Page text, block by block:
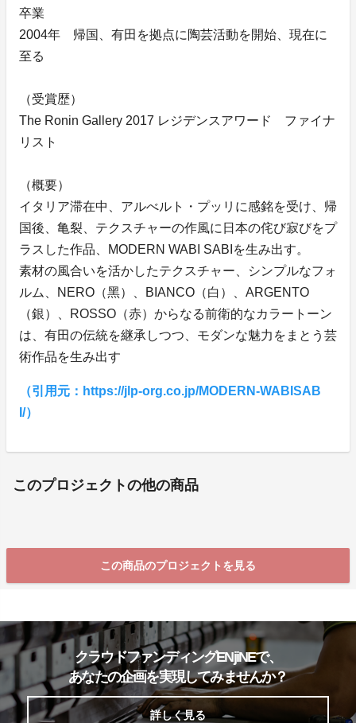
卒業
2004年 帰国、有田を拠点に陶芸活動を開始、現在に
至る
（受賞歴）
The Ronin Gallery 2017 レジデンスアワード ファイナ
リスト
（概要）
イタリア滞在中、アルべルト・プッリに感銘を受け、帰
国後、亀裂、テクスチャーの作風に日本の侘び寂びをプ
ラスした作品、MODERN WABI SABIを生み出す。
素材の風合いを活かしたテクスチャー、シンプルなフォ
ルム、NERO（黑）、BIANCO（白）、ARGENTO
（銀）、ROSSO（赤）からなる前衛的なカラートーン
は、有田の伝統を継承しつつ、モダンな魅力をまとう芸
術作品を生み出す
（引用元：https://jlp-org.co.jp/MODERN-WABISAB
I/）
このプロジェクトの他の商品
この商品のプロジェクトを見る
クラウドファンディングENjiNEで、
あなたの企画を実現してみませんか？
詳しく見る